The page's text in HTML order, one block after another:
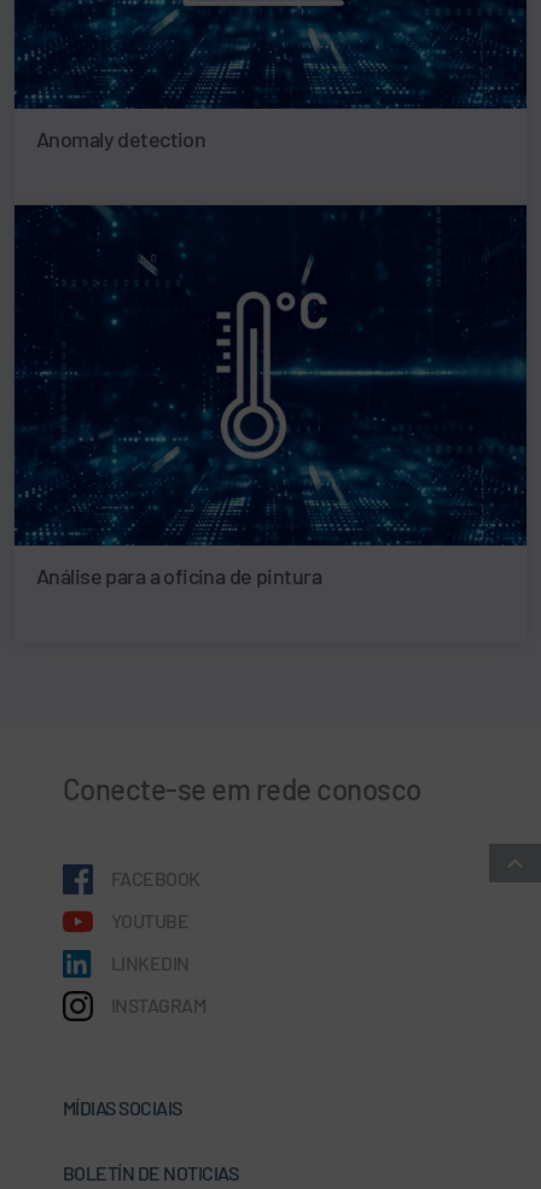
Anomaly detection
Análise para a oficina de pintura
Conecte-se em rede conosco
FACEBOOK
YOUTUBE
LINKEDIN
INSTAGRAM
MÍDIAS SOCIAIS
BOLETÍN DE NOTICIAS